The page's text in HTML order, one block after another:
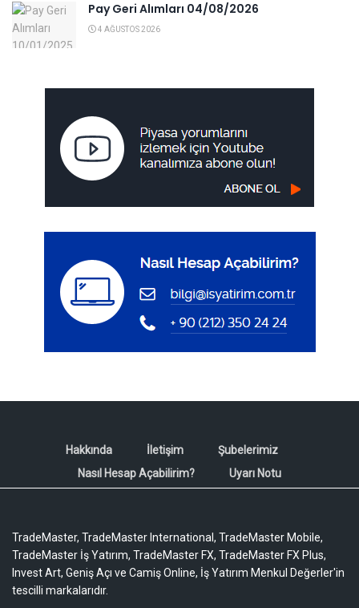
Pay Geri Alımları 04/08/2026
4 AĞUSTOS 2026
Hakkında İletişim
Şubelerimiz
Nasıl Hesap Açabilirim?
Uyarı Notu
TradeMaster, TradeMaster International, TradeMaster Mobile,
TradeMaster İş Yatırım, TradeMaster FX, TradeMaster FX Plus,
Invest Art, Geniş Açı ve Camiş Online, İş Yatırım Menkul Değerler'in
tescilli markalarıdır.